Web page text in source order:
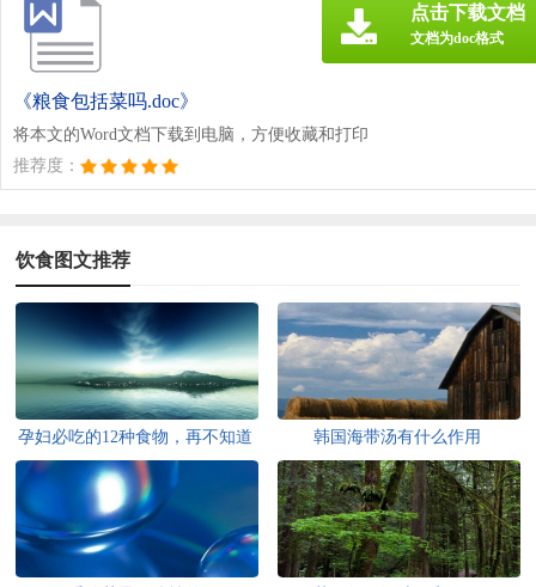
《粮食包括菜吗.doc》
将本文的Word文档下载到电脑，方便收藏和打印
推荐度：
点击下载文档
文档为doc格式
饮食图文推荐
孕妇必吃的12种食物，再不知道
就真晚了！
韩国海带汤有什么作用